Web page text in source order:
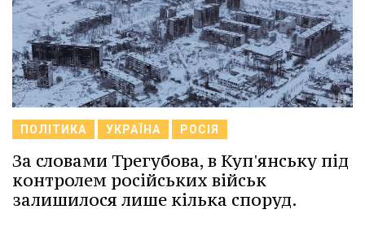
ПОЛІТИКА УКРАЇНА РОСІЯ
За словами Трегубова, в Куп'янську під
контролем російських військ
залишилося лише кілька споруд.